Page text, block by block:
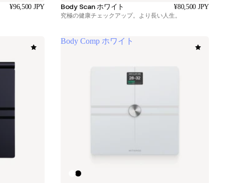
¥96,500 JPY Body Scan ホワイト ¥80,500 JPY
究極の健康チェックアップ。より長い人生。
Body Comp ホワイト